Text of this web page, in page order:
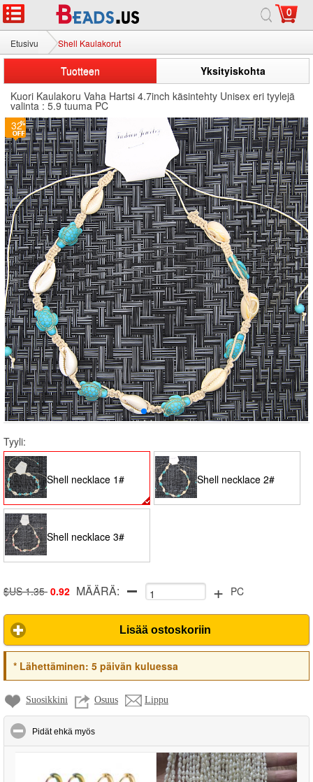
0
Etusivu Shell Kaulakorut
Tuotteen
Yksityiskohta
Kuori Kaulakoru Vaha Hartsi 4.7inch käsintehty Unisex eri tyylejä
valinta : 5.9 tuuma PC
32
Tyyli:
Shell necklace 1# Shell necklace 2#
Shell necklace 3#
$US 1.35 0.92 MÄÄRÄ: + PC
Lisää ostoskoriin
*Lähettäminen: 5 päivän kuluessa
Suosikkini Osuus Lippu
Pidät ehkä myös